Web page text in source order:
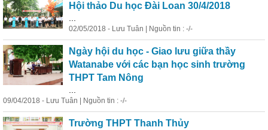
Hội thảo Du học Đài Loan 30/4/2018
02/05/2018 - Lưu Tuân | Nguồn tin : -/-
Ngày hội du học - Giao lưu giữa thầy
Watanabe với các bạn học sinh trường
THPT Tam Nông
09/04/2018 - Lưu Tuân | Nguồn tin : -/-
Trường THPT Thanh Thủy